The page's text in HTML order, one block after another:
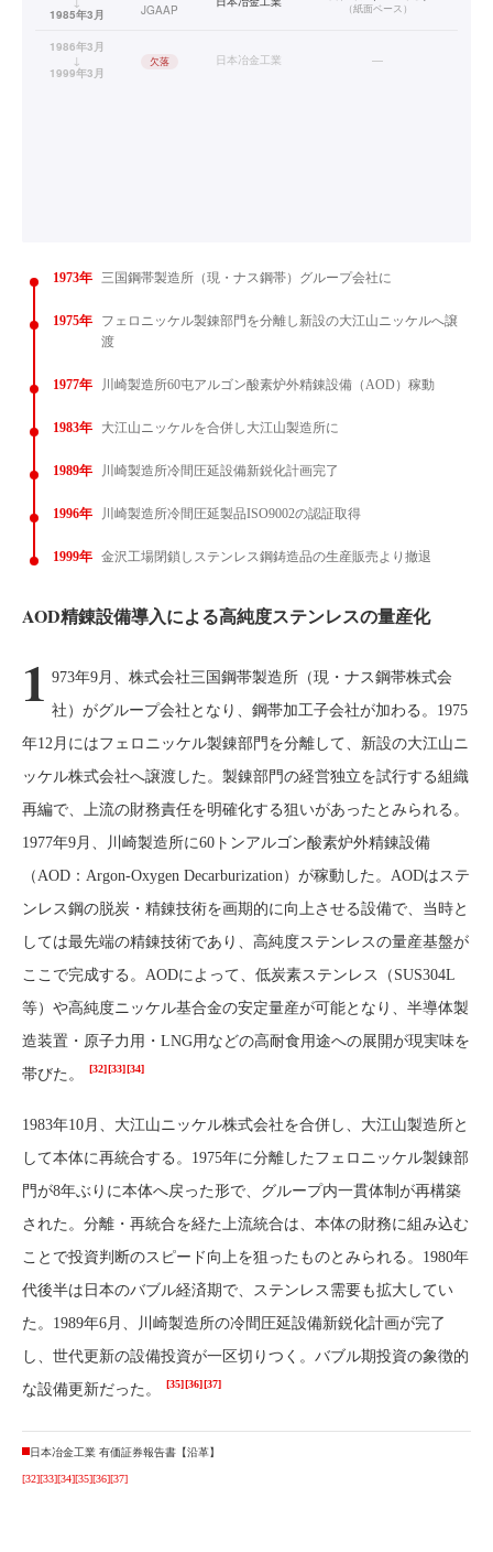
1985年3月
JGAAP （紙面ベース）
1986年3月
↓
1999年3月
欠落 日本冶金工業 —
1973年 三国鋼帯製造所（現・ナス鋼帯）グループ会社に
1975年
フェロニッケル製錬部門を分離し新設の大江山ニッケルへ譲
渡
1977年 川崎製造所60屯アルゴン酸素炉外精錬設備（AOD）稼動
1983年 大江山ニッケルを合併し大江山製造所に
1989年 川崎製造所冷間圧延設備新鋭化計画完了
1996年 川崎製造所冷間圧延製品ISO9002の認証取得
1999年 金沢工場閉鎖しステンレス鋼鋳造品の生産販売より撤退
AOD精錬設備導入による高純度ステンレスの量産化
1 973年9月、株式会社三国鋼帯製造所（現・ナス鋼帯株式会
社）がグループ会社となり、鋼帯加工子会社が加わる。1975
年12月にはフェロニッケル製錬部門を分離して、新設の大江山ニ
ッケル株式会社へ譲渡した。製錬部門の経営独立を試行する組織
再編で、上流の財務責任を明確化する狙いがあったとみられる。
1977年9月、川崎製造所に60トンアルゴン酸素炉外精錬設備
（AOD：Argon-Oxygen Decarburization）が稼動した。AODはステ
ンレス鋼の脱炭・精錬技術を画期的に向上させる設備で、当時と
しては最先端の精錬技術であり、高純度ステンレスの量産基盤が
ここで完成する。AODによって、低炭素ステンレス（SUS304L
等）や高純度ニッケル基合金の安定量産が可能となり、半導体製
造装置・原子力用・LNG用などの高耐食用途への展開が現実味を
帯びた。
[32][33][34]
1983年10月、大江山ニッケル株式会社を合併し、大江山製造所と
して本体に再統合する。1975年に分離したフェロニッケル製錬部
門が8年ぶりに本体へ戻った形で、グループ内一貫体制が再構築
された。分離・再統合を経た上流統合は、本体の財務に組み込む
ことで投資判断のスピード向上を狙ったものとみられる。1980年
代後半は日本のバブル経済期で、ステンレス需要も拡大してい
た。1989年6月、川崎製造所の冷間圧延設備新鋭化計画が完了
し、世代更新の設備投資が一区切りつく。バブル期投資の象徴的
な設備更新だった。
[35][36][37]
日本冶金工業 有価証券報告書【沿革】
[32][33][34][35][36][37]